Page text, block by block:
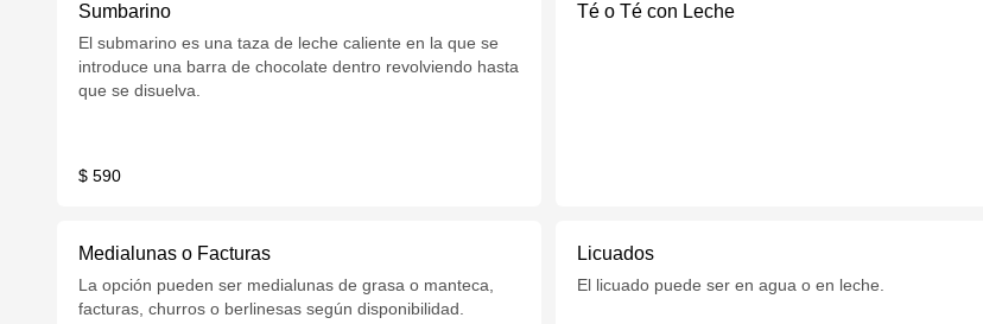
Sumbarino
El submarino es una taza de leche caliente en la que se
introduce una barra de chocolate dentro revolviendo hasta
que se disuelva.
$ 590
Té o Té con Leche
Medialunas o Facturas
La opción pueden ser medialunas de grasa o manteca,
facturas, churros o berlinesas según disponibilidad.
Licuados
El licuado puede ser en agua o en leche.